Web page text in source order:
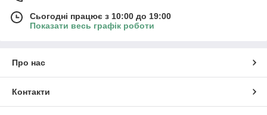
Сьогодні працює з 10:00 до 19:00
Показати весь графік роботи
Про нас
Контакти